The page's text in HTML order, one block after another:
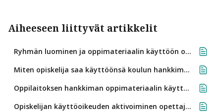
Aiheeseen liittyvät artikkelit
Ryhmän luominen ja oppimateriaalin käyttöön ottaminen
Miten opiskelija saa käyttöönsä koulun hankkiman oppimateriaalin?
Oppilaitoksen hankkiman oppimateriaalin käyttöönotto lukion opiskelijana
Opiskelijan käyttöoikeuden aktivoiminen opettajana